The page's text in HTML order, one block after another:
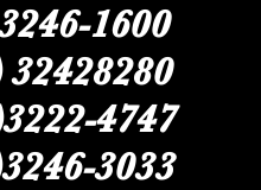
1600
4747
3033